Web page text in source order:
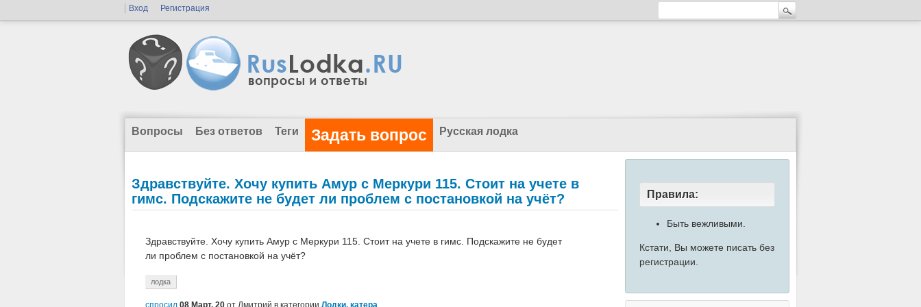
Вход Регистрация
Вопросы Без ответов Теги Задать вопрос Русская лодка
Правила:
Быть вежливыми.
Кстати, Вы можете писать без
регистрации.
Здравствуйте. Хочу купить Амур с Меркури 115. Стоит на учете в
гимс. Подскажите не будет ли проблем с постановкой на учёт?
Здравствуйте. Хочу купить Амур с Меркури 115. Стоит на учете в гимс. Подскажите не будет
ли проблем с постановкой на учёт?
лодка